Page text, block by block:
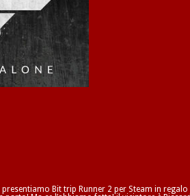
Bit trip Runner 2 per Steam in regalo